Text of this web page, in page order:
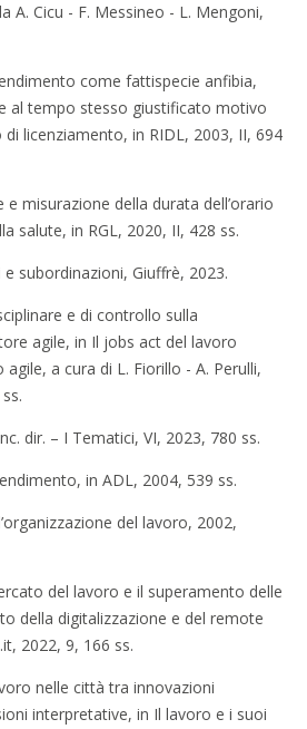
A. Cicu - F. Messineo - L. Mengoni,
come fattispecie anfibia,
al tempo stesso giustificato motivo
licenziamento, in RIDL, 2003, II, 694
e misurazione della durata dell’orario
salute, in RGL, 2020, II, 428 ss.
subordinazioni, Giuffrè, 2023.
e di controllo sulla
agile, in Il jobs act del lavoro
a cura di L. Fiorillo - A. Perulli,
dir. – I Tematici, VI, 2023, 780 ss.
in ADL, 2004, 539 ss.
del lavoro, 2002,
del lavoro e il superamento delle
della digitalizzazione e del remote
2022, 9, 166 ss.
nelle città tra innovazioni
interpretative, in Il lavoro e i suoi